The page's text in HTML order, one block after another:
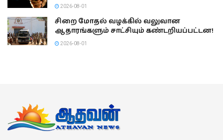
2026-08-01
சிறை மோதல் வழக்கில் வலுவான
ஆதாரங்களும் சாட்சியும் கண்டறியப்பட்டன!
2026-08-01